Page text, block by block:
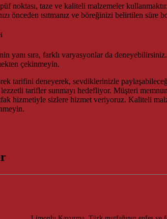
noktası, taze ve kaliteli malzemeler
önceden ısıtmanız ve böreğinizi belirtilen
yanı sıra, farklı varyasyonlar da
çekinmeyin.
tarifini deneyerek, sevdiklerinizle
tarifler sunmayı hedefliyor. Müşteri
hizmetiyle sizlere hizmet veriyoruz. Kaliteli